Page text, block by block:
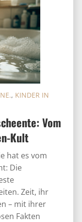
Vom
Kult
, KINDER IN
hat es vom
Die
Zeit, ihr
– mit ihrer
Fakten